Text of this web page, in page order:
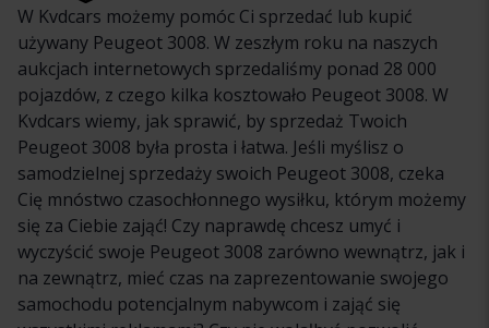
W Kvdcars możemy pomóc Ci sprzedać lub kupić
używany Peugeot 3008. W zeszłym roku na naszych
aukcjach internetowych sprzedaliśmy ponad 28 000
pojazdów, z czego kilka kosztowało Peugeot 3008. W
Kvdcars wiemy, jak sprawić, by sprzedaż Twoich
Peugeot 3008 była prosta i łatwa. Jeśli myślisz o
samodzielnej sprzedaży swoich Peugeot 3008, czeka
Cię mnóstwo czasochłonnego wysiłku, którym możemy
się za Ciebie zająć! Czy naprawdę chcesz umyć i
wyczyścić swoje Peugeot 3008 zarówno wewnątrz, jak i
na zewnątrz, mieć czas na zaprezentowanie swojego
samochodu potencjalnym nabywcom i zająć się